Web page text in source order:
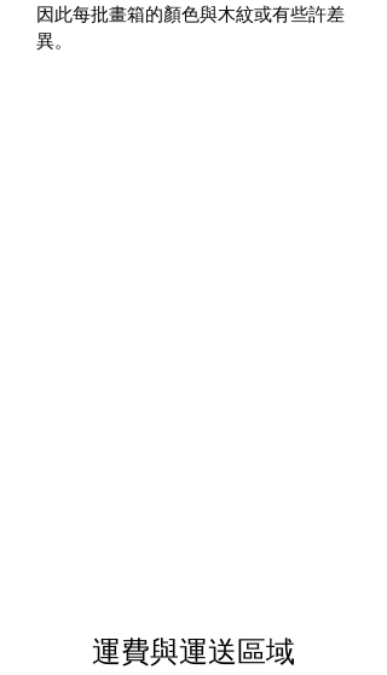
因此每批畫箱的顏色與木紋或有些許差
異。
運費與運送區域